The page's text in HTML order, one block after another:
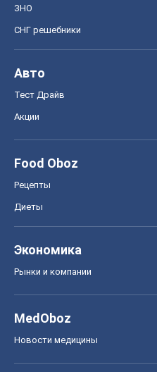
ЗНО
СНГ решебники
Авто
Тест Драйв
Акции
Food Oboz
Рецепты
Диеты
Экономика
Рынки и компании
MedOboz
Новости медицины